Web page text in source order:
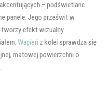
– podświetlane
panele. Jego prześwit w
tworzy efekt wizualny
Wapień z kolei sprawdza się
matowej powierzchni o